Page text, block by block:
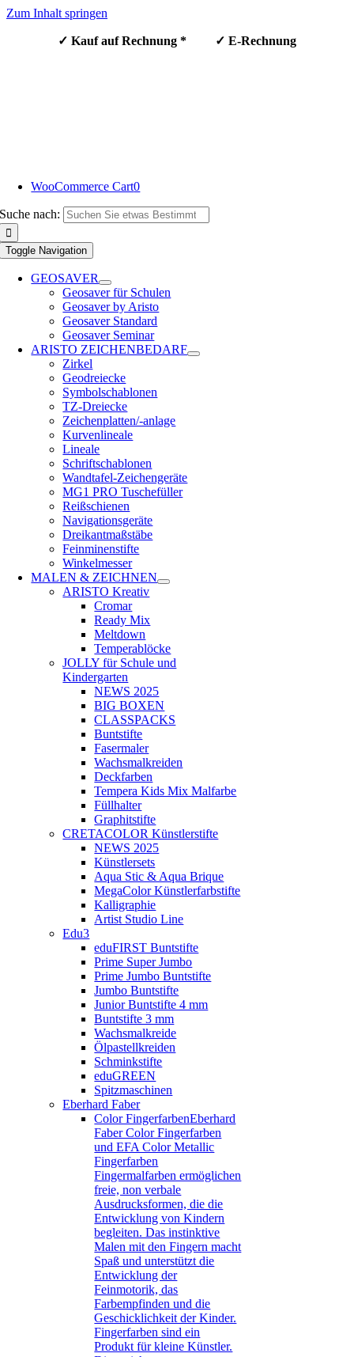
Zum Inhalt springen
✓ Kauf auf Rechnung * ✓ E-Rechnung
WooCommerce Cart0
Suche nach:
Toggle Navigation
GEOSAVER
Geosaver für Schulen
Geosaver by Aristo
Geosaver Standard
Geosaver Seminar
ARISTO ZEICHENBEDARF
Zirkel
Geodreiecke
Symbolschablonen
TZ-Dreiecke
Zeichenplatten/-anlage
Kurvenlineale
Lineale
Schriftschablonen
Wandtafel-Zeichengeräte
MG1 PRO Tuschefüller
Reißschienen
Navigationsgeräte
Dreikantmaßstäbe
Feinminenstifte
Winkelmesser
MALEN & ZEICHNEN
ARISTO Kreativ
Cromar
Ready Mix
Meltdown
Temperablöcke
JOLLY für Schule und
Kindergarten
NEWS 2025
BIG BOXEN
CLASSPACKS
Buntstifte
Fasermaler
Wachsmalkreiden
Deckfarben
Tempera Kids Mix Malfarbe
Füllhalter
Graphitstifte
CRETACOLOR Künstlerstifte
NEWS 2025
Künstlersets
Aqua Stic & Aqua Brique
MegaColor Künstlerfarbstifte
Kalligraphie
Artist Studio Line
Edu3
eduFIRST Buntstifte
Prime Super Jumbo
Prime Jumbo Buntstifte
Jumbo Buntstifte
Junior Buntstifte 4 mm
Buntstifte 3 mm
Wachsmalkreide
Ölpastellkreiden
Schminkstifte
eduGREEN
Spitzmaschinen
Eberhard Faber
Color FingerfarbenEberhard
Faber Color Fingerfarben
und EFA Color Metallic
Fingerfarben
Fingermalfarben ermöglichen
freie, non verbale
Ausdrucksformen, die die
Entwicklung von Kindern
begleiten. Das instinktive
Malen mit den Fingern macht
Spaß und unterstützt die
Entwicklung der
Feinmotorik, das
Farbempfinden und die
Geschicklichkeit der Kinder.
Fingerfarben sind ein
Produkt für kleine Künstler.